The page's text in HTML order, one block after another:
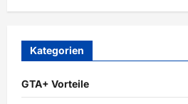
Kategorien
GTA+ Vorteile